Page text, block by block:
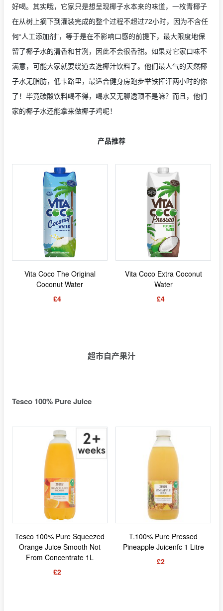
好喝。其实哦，它家只是想呈现椰子水本来的味道，一枚青椰子
在从树上摘下到灌装完成的整个过程不超过72小时，因为不含任
何“人工添加剂”，等于是在不影响口感的前提下，最大限度地保
留了椰子水的清香和甘冽，因此不会很香甜。如果对它家口味不
满意，可能大家就要绕道去选椰汁饮料了。他们最人气的天然椰
子水无脂肪，低卡路里，最适合健身房跑步举铁挥汗两小时的你
了！毕竟碳酸饮料喝不得，喝水又无聊透顶不是嘛？而且，他们
家的椰子水还能拿来做椰子鸡呢！
产品推荐
Vita Coco The Original
Coconut Water
£4
Vita Coco Extra Coconut
Water
£4
超市自产果汁
Tesco 100% Pure Juice
Tesco 100% Pure Squeezed
Orange Juice Smooth Not
From Concentrate 1L
£2
T.100% Pure Pressed
Pineapple Juicenfc 1 Litre
£2